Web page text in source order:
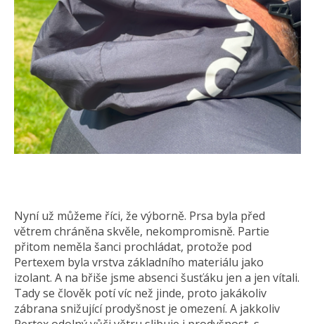
Nyní už můžeme říci, že výborně. Prsa byla před
větrem chráněna skvěle, nekompromisně. Partie
přitom neměla šanci prochládat, protože pod
Pertexem byla vrstva základního materiálu jako
izolant. A na břiše jsme absenci šusťáku jen a jen vítali.
Tady se člověk potí víc než jinde, proto jakákoliv
zábrana snižující prodyšnost je omezení. A jakkoliv